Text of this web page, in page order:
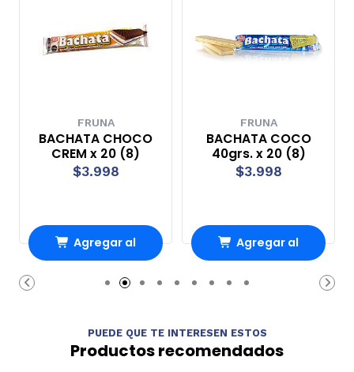
FRUNA
BACHATA CHOCO
CREM x 20 (8)
$3.998
Agregar al
Carro
FRUNA
BACHATA COCO
40grs. x 20 (8)
$3.998
Agregar al
Carro
PUEDE QUE TE INTERESEN ESTOS
Productos recomendados